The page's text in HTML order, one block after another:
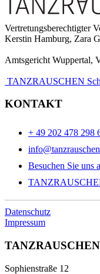
Vertretungsberechtigter
Kerstin Hamburg, Zara
Amtsgericht Wuppertal,
TANZRAUSCHEN
KONTAKT
+ 49 202 478 298
Besuchen Sie uns
Datenschutz
Impressum
TANZRAUSCHEN
Sophienstraße 12